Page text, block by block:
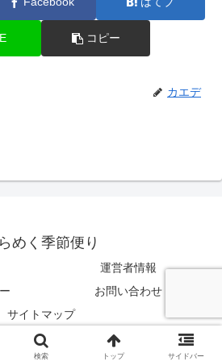
コピー
カエデ
めく季節便り
運営者情報
お問い合わせ
サイトマップ
きらめく季節便り.
検索 トップ サイドバー